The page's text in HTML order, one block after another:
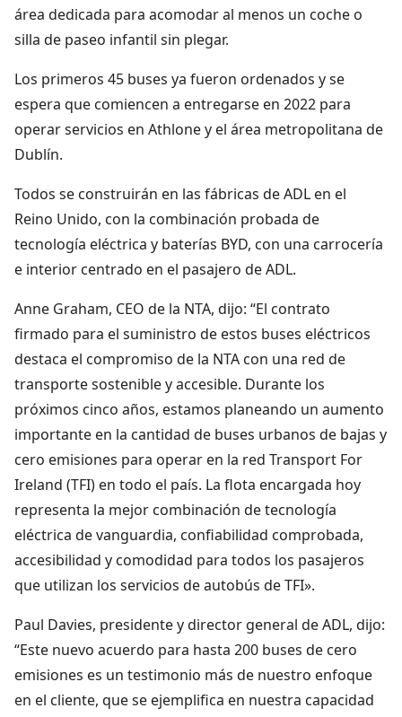
área dedicada para acomodar al menos un coche o
silla de paseo infantil sin plegar.
Los primeros 45 buses ya fueron ordenados y se
espera que comiencen a entregarse en 2022 para
operar servicios en Athlone y el área metropolitana de
Dublín.
Todos se construirán en las fábricas de ADL en el
Reino Unido, con la combinación probada de
tecnología eléctrica y baterías BYD, con una carrocería
e interior centrado en el pasajero de ADL.
Anne Graham, CEO de la NTA, dijo: “El contrato
firmado para el suministro de estos buses eléctricos
destaca el compromiso de la NTA con una red de
transporte sostenible y accesible. Durante los
próximos cinco años, estamos planeando un aumento
importante en la cantidad de buses urbanos de bajas y
cero emisiones para operar en la red Transport For
Ireland (TFI) en todo el país. La flota encargada hoy
representa la mejor combinación de tecnología
eléctrica de vanguardia, confiabilidad comprobada,
accesibilidad y comodidad para todos los pasajeros
que utilizan los servicios de autobús de TFI».
Paul Davies, presidente y director general de ADL, dijo:
“Este nuevo acuerdo para hasta 200 buses de cero
emisiones es un testimonio más de nuestro enfoque
en el cliente, que se ejemplifica en nuestra capacidad